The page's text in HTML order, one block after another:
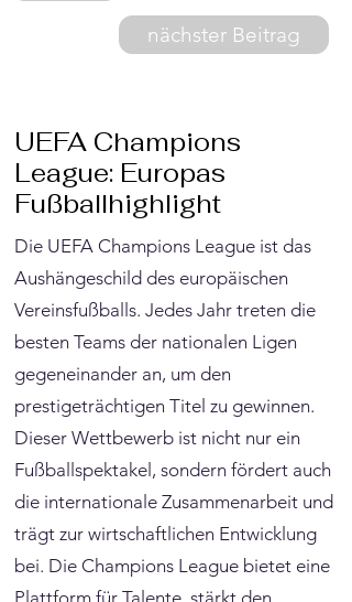
nächster Beitrag
UEFA Champions
League: Europas
Fußballhighlight
Die UEFA Champions League ist das
Aushängeschild des europäischen
Vereinsfußballs. Jedes Jahr treten die
besten Teams der nationalen Ligen
gegeneinander an, um den
prestigeträchtigen Titel zu gewinnen.
Dieser Wettbewerb ist nicht nur ein
Fußballspektakel, sondern fördert auch
die internationale Zusammenarbeit und
trägt zur wirtschaftlichen Entwicklung
bei. Die Champions League bietet eine
Plattform für Talente, stärkt den